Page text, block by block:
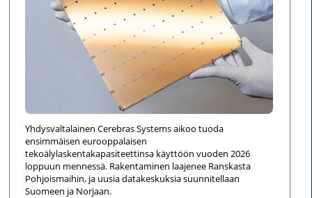
Yhdysvaltalainen Cerebras Systems aikoo tuoda
ensimmäisen eurooppalaisen
tekoälylaskentakapasiteettinsa käyttöön vuoden 2026
loppuun mennessä. Rakentaminen laajenee Ranskasta
Pohjoismaihin, ja uusia datakeskuksia suunnitellaan
Suomeen ja Norjaan.